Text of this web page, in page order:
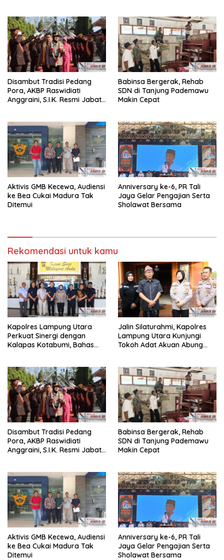
Disambut Tradisi Pedang
Pora, AKBP Raswidiati
Anggraini, S.I.K. Resmi Jabat
Babinsa Bergerak, Rehab
SDN di Tanjung Pademawu
Makin Cepat
Aktivis GMB Kecewa, Audiensi
ke Bea Cukai Madura Tak
Ditemui
Anniversary ke-6, PR Tali
Jaya Gelar Pengajian Serta
Sholawat Bersama
Rekomendasi untuk kamu
Kapolres Lampung Utara
Perkuat Sinergi dengan
Kalapas Kotabumi, Bahas
Jalin Silaturahmi, Kapolres
Lampung Utara Kunjungi
Tokoh Adat Akuan Abung
Disambut Tradisi Pedang
Pora, AKBP Raswidiati
Anggraini, S.I.K. Resmi Jabat
Babinsa Bergerak, Rehab
SDN di Tanjung Pademawu
Makin Cepat
Aktivis GMB Kecewa, Audiensi
ke Bea Cukai Madura Tak
Ditemui
Anniversary ke-6, PR Tali
Jaya Gelar Pengajian Serta
Sholawat Bersama